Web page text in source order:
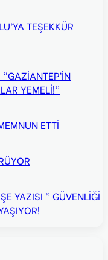
TEŞEKKÜR
YEMELİ!”
ETTİ
YAZISI ” GÜVENLİĞİ